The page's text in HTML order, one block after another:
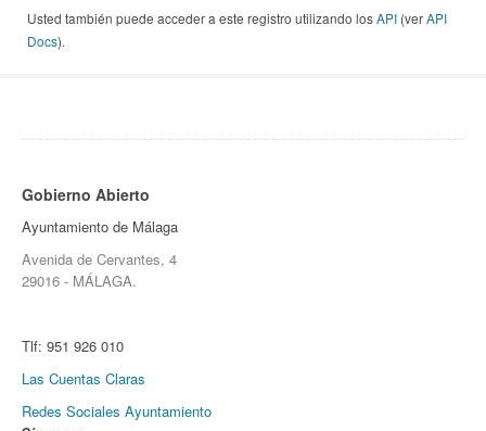
Usted también puede acceder a este registro utilizando losAPI (verAPI
Docs).
Gobierno Abierto
Ayuntamiento de Málaga
Avenida de Cervantes, 4
29016 - MÁLAGA.
Tlf: 951 926 010
Las Cuentas Claras
Redes Sociales Ayuntamiento